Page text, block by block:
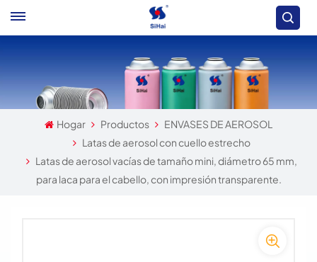
Hogar Productos
ENVASES DE AEROSOL
Latas de aerosol con cuello estrecho
Latas de aerosol vacías de tamaño mini, diámetro 65 mm,
para laca para el cabello, con impresión transparente.